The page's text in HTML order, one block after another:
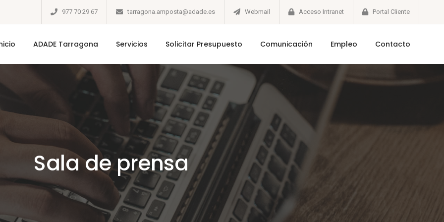
977 70 29 67 tarragona.amposta@adade.es Webmail Acceso Intranet Portal Cliente
ADADE Tarragona Servicios Solicitar Presupuesto Comunicación Empleo Contacto
Sala de prensa